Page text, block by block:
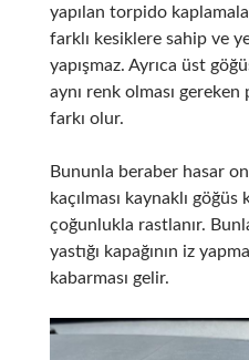
yapılan torpido
farklı kesiklere sahip ve
yapışmaz. Ayrıca üst
aynı renk olması
farkı olur.
Bununla beraber hasar
kaçılması kaynaklı
çoğunlukla rastlanır.
yastığı kapağının iz
kabarması gelir.